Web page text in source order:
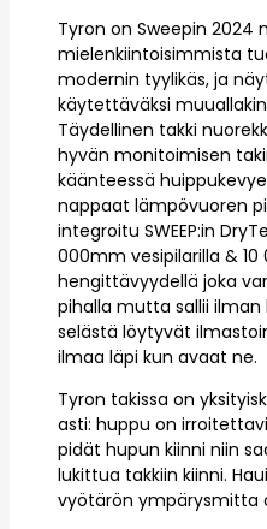
Tyron on Sweepin 2024
mielenkiintoisimmista
modernin tyylikäs, ja
käytettäväksi
Täydellinen takki
hyvän monitoimisen
käänteessä
nappaat lämpövuoren
integroitu SWEEP:in
000mm vesipilarilla &
hengittävyydellä joka
pihalla mutta sallii ilman
selästä löytyvät
ilmaa läpi kun avaat ne.
Tyron takissa on
asti: huppu on
pidät hupun kiinni niin
lukittua takkiin kiinni.
vyötärön ympärysmitta